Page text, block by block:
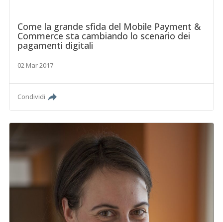
Come la grande sfida del Mobile Payment &
Commerce sta cambiando lo scenario dei
pagamenti digitali
02 Mar 2017
Condividi